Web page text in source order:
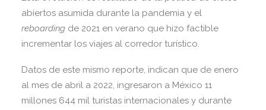
abiertos asumida durante la pandemia y el
reboarding de 2021 en verano que hizo factible
incrementar los viajes al corredor turístico.
Datos de este mismo reporte, indican que de enero
al mes de abril a 2022, ingresaron a México 11
millones 644 mil turistas internacionales y durante